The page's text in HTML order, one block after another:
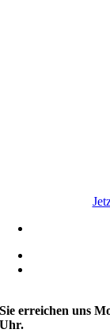
Sie erreichen uns
Uhr.